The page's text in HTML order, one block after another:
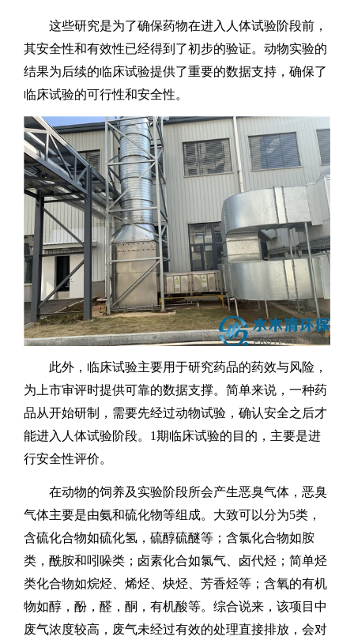
这些研究是为了确保药物在进入人体试验阶段前，
其安全性和有效性已经得到了初步的验证。 动物实验的
结果为后续的临床试验提供了重要的数据支持， 确保了
临床试验的可行性和安全性。
此外， 临床试验主要用于研究药品的药效与风险，
为上市审评时提供可靠的数据支撑。 简单来说， 一种药
品从开始研制， 需要先经过动物试验， 确认安全之后才
能进入人体试验阶段。 ‌1期临床试验的目的， 主要是进
行安全性评价。
在动物的饲养及实验阶段所会产生恶臭气体，恶臭
气体主要是由氨和硫化物等组成。大致可以分为5类，
含硫化合物如硫化氢，硫醇硫醚等；含氯化合物如胺
类，酰胺和吲哚类；卤素化合如氯气、卤代烃；简单烃
类化合物如烷烃、烯烃、炔烃、芳香烃等；含氧的有机
物如醇，酚，醛，酮，有机酸等。综合说来，该项目中
废气浓度较高，废气未经过有效的处理直接排放，会对